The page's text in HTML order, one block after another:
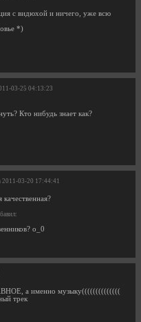
с видюхой и ничего, уже всю
*)
03-25 04:13:23
Кто нибудь знает как?
2011-03-20 17:44:41
качественная?
о_0
а именно музыку((((((((((((((
трек